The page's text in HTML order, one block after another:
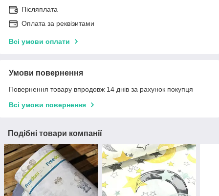
Післяплата
Оплата за реквізитами
Всі умови оплати
Умови повернення
Повернення товару впродовж 14 днів за рахунок покупця
Всі умови повернення
Подібні товари компанії